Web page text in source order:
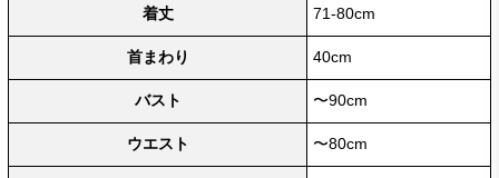
着丈 71-80cm
首まわり 40cm
バスト 〜90cm
ウエスト 〜80cm